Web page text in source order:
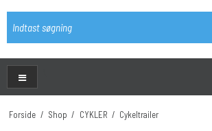
Forside / Shop / CYKLER / Cykeltrailer